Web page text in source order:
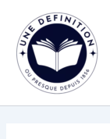
contenu